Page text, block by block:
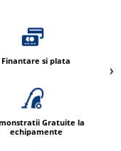
Finantare si plata
Gratuite la
echipamente